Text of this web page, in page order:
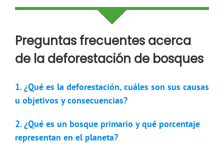
Preguntas frecuentes acerca
de la deforestación de bosques
1. ¿Qué es la deforestación, cuáles son sus causas
u objetivos y consecuencias?
2. ¿Qué es un bosque primario y qué porcentaje
representan en el planeta?